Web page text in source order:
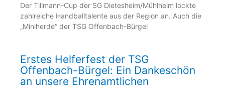
Der Tillmann-Cup der SG Dietesheim/Mühlheim lockte
zahlreiche Handballtalente aus der Region an. Auch die
„Miniherde“ der TSG Offenbach-Bürgel
Erstes Helferfest der TSG
Offenbach-Bürgel: Ein Dankeschön
an unsere Ehrenamtlichen